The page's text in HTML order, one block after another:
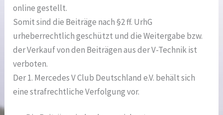
online gestellt.
Somit sind die Beiträge nach §2 ff. UrhG
urheberrechtlich geschützt und die Weitergabe bzw.
der Verkauf von den Beiträgen aus der V-Technik ist
verboten.
Der 1. Mercedes V Club Deutschland e.V. behält sich
eine strafrechtliche Verfolgung vor.